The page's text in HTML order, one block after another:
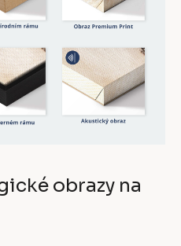
obrazy na